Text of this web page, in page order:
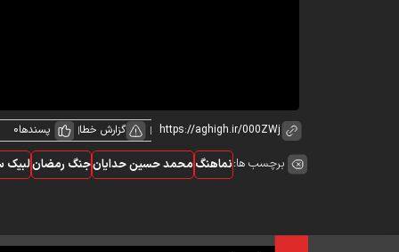
گزارش خطا پسندها0
برچسب ها:نماهنگ محمد حسین حدایانجنگ رمضانلبیک